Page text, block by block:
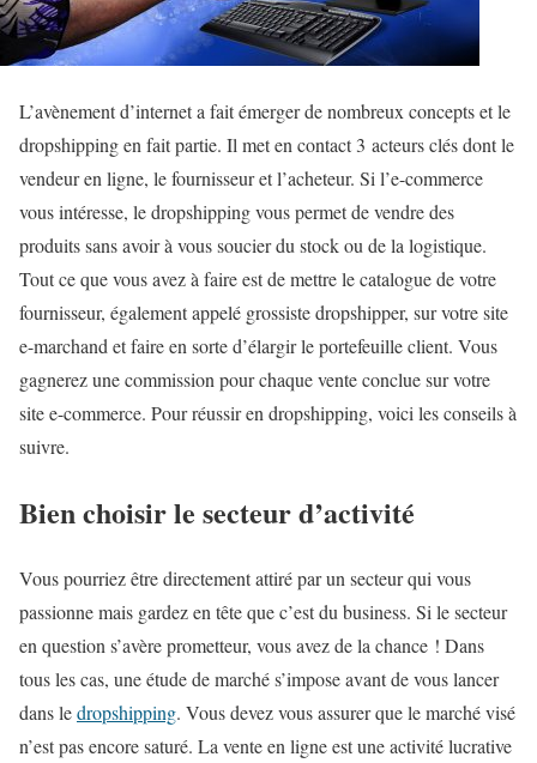
L’avènement d’internet a fait émerger de nombreux concepts et le
dropshipping en fait partie. Il met en contact 3 acteurs clés dont le
vendeur en ligne, le fournisseur et l’acheteur. Si l’e-commerce
vous intéresse, le dropshipping vous permet de vendre des
produits sans avoir à vous soucier du stock ou de la logistique.
Tout ce que vous avez à faire est de mettre le catalogue de votre
fournisseur, également appelé grossiste dropshipper, sur votre site
e-marchand et faire en sorte d’élargir le portefeuille client. Vous
gagnerez une commission pour chaque vente conclue sur votre
site e-commerce. Pour réussir en dropshipping, voici les conseils à
suivre.
Bien choisir le secteur d’activité
Vous pourriez être directement attiré par un secteur qui vous
passionne mais gardez en tête que c’est du business. Si le secteur
en question s’avère prometteur, vous avez de la chance ! Dans
tous les cas, une étude de marché s’impose avant de vous lancer
dans ledropshipping. Vous devez vous assurer que le marché visé
n’est pas encore saturé. La vente en ligne est une activité lucrative